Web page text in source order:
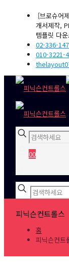
[브로슈어
개서제작,
템플릿 다
02-336-
010-3221-
00
피닉슨컨트롤스
홈
피닉슨컨트